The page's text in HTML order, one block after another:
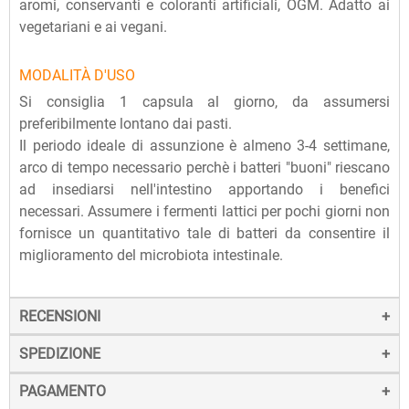
aromi, conservanti e coloranti artificiali, OGM. Adatto ai
vegetariani e ai vegani.
MODALITÀ D'USO
Si consiglia 1 capsula al giorno, da assumersi
preferibilmente lontano dai pasti.
Il periodo ideale di assunzione è almeno 3-4 settimane,
arco di tempo necessario perchè i batteri "buoni" riescano
ad insediarsi nell'intestino apportando i benefici
necessari. Assumere i fermenti lattici per pochi giorni non
fornisce un quantitativo tale di batteri da consentire il
miglioramento del microbiota intestinale.
RECENSIONI
SPEDIZIONE
La spedizione dei prodotti avviene entro 24 ore dall'ordine
PAGAMENTO